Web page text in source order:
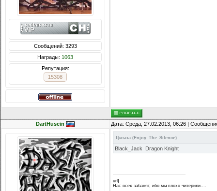
Сообщений: 3293
Награды: 1063
Репутация:
15308
DartHusein Дата: Среда, 27.02.2013, 06:26 |
Цитата ( Enjoy_The_Silence)
Black_Jack Dragon Knight
url]
Нас всех забанят, ибо мы плохо читерили....